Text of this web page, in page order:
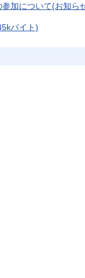
加について(お知ら
バイト)